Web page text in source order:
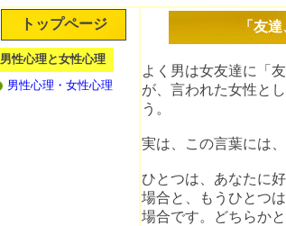
トップページ
男性心理と女性心理
男性心理・女性心理
「友
よく男は女友達に「
が、言われた女性と
う。
実は、この言葉には
ひとつは、あなたに
場合と、もうひとつ
場合です。どちらか